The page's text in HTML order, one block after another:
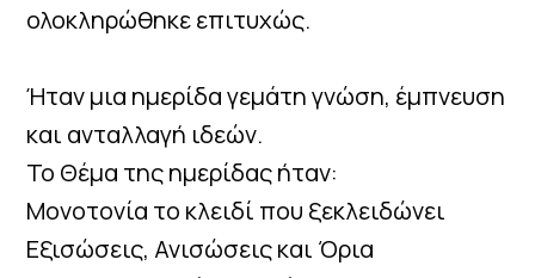
ολοκληρώθηκε επιτυχώς.
Ήταν μια ημερίδα γεμάτη γνώση, έμπνευση
και ανταλλαγή ιδεών.
Το Θέμα της ημερίδας ήταν:
Μονοτονία το κλειδί που ξεκλειδώνει
Εξισώσεις, Ανισώσεις και Όρια